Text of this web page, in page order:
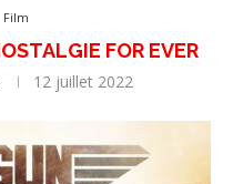
Film
FOR EVER
12 juillet 2022